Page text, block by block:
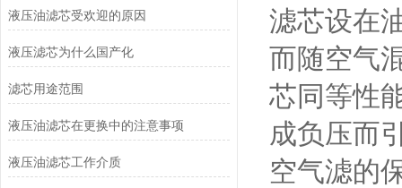
液压油滤芯受欢迎的原因
液压滤芯为什么国产化
滤芯用途范围
液压油滤芯在更换中的注意事项
液压油滤芯工作介质
滤芯设在
而随空气
芯同等性
成负压而
空气滤的